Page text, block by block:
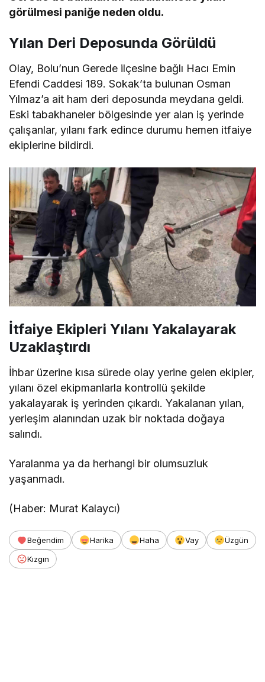
görülmesi paniğe neden oldu.
Yılan Deri Deposunda Görüldü
Olay, Bolu’nun Gerede ilçesine bağlı Hacı Emin
Efendi Caddesi 189. Sokak’ta bulunan Osman
Yılmaz’a ait ham deri deposunda meydana geldi.
Eski tabakhaneler bölgesinde yer alan iş yerinde
çalışanlar, yılanı fark edince durumu hemen itfaiye
ekiplerine bildirdi.
İtfaiye Ekipleri Yılanı Yakalayarak
Uzaklaştırdı
İhbar üzerine kısa sürede olay yerine gelen ekipler,
yılanı özel ekipmanlarla kontrollü şekilde
yakalayarak iş yerinden çıkardı. Yakalanan yılan,
yerleşim alanından uzak bir noktada doğaya
salındı.
Yaralanma ya da herhangi bir olumsuzluk
yaşanmadı.
(Haber: Murat Kalaycı)
Beğendim Harika Haha Vay
Üzgün
Kızgın